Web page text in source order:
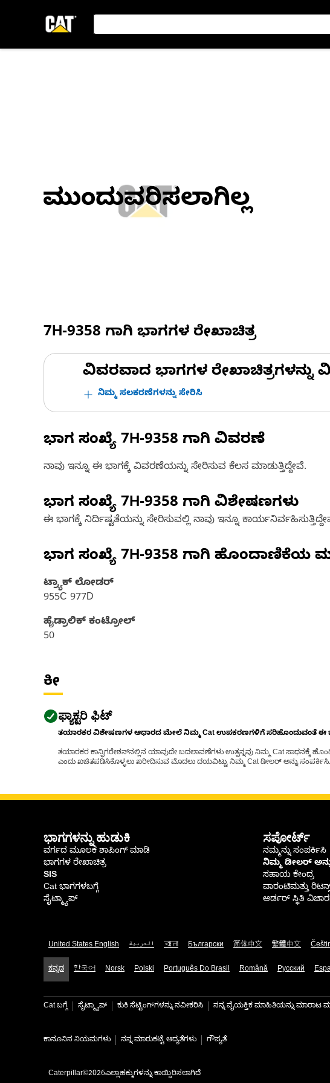
ಮುಂದುವರಿಸಲಾಗಿಲ್ಲ
7H-9358 ಗಾಗಿ ಭಾಗಗಳ ರೇಖಾಚಿತ್ರ
ವಿವರವಾದ ಭಾಗಗಳ ರೇಖಾಚಿತ್ರಗಳನ್ನು
ನಿಮ್ಮ ಸಲಕರಣೆಗಳನ್ನು ಸೇರಿಸಿ
ಭಾಗ ಸಂಖ್ಯೆ 7H-9358 ಗಾಗಿ ವಿವರಣೆ
ನಾವು ಇನ್ನೂ ಈ ಭಾಗಕ್ಕೆ ವಿವರಣೆಯನ್ನು ಸೇರಿಸುವ ಕೆಲಸ ಮಾಡುತ್ತಿದ್ದೇವೆ.
ಭಾಗ ಸಂಖ್ಯೆ 7H-9358 ಗಾಗಿ ವಿಶೇಷಣಗಳು
ಈ ಭಾಗಕ್ಕೆ ನಿರ್ದಿಷ್ಟತೆಯನ್ನು ಸೇರಿಸುವಲ್ಲಿ ನಾವು ಇನ್ನೂ
ಭಾಗ ಸಂಖ್ಯೆ 7H-9358 ಗಾಗಿ ಹೊಂದಾಣಿಕೆಯ
ಟ್ರ್ಯಾಕ್ ಲೋಡರ್
955C 977D
ಹೈಡ್ರಾಲಿಕ್ ಕಂಟ್ರೋಲ್
50
ಕೀ
ಫ್ಯಾಕ್ಟರಿ ಫಿಟ್
ತಯಾರಕರ ವಿಶೇಷಣಗಳ ಆಧಾರದ ಮೇಲೆ ನಿಮ್ಮ Cat ಉಪಕರಣಗಳಿಗೆ ಸರಿಹೊಂದುವಂತೆ ಈ
ತಯಾರಕರ ಕಾನ್ಫಿಗರೇಶನ್‌ನಲ್ಲಿನ ಯಾವುದೇ ಬದಲಾವಣೆಗಳು ಉತ್ಪನ್ನವು ನಿಮ್ಮ Cat ಸಾಧನಕ್ಕೆ
ಎಂದು ಖಚಿತಪಡಿಸಿಕೊಳ್ಳಲು ಖರೀದಿಸುವ ಮೊದಲು ದಯವಿಟ್ಟು ನಿಮ್ಮ Cat ಡೀಲರ್ ಅನ್ನು
ಭಾಗಗಳನ್ನು ಹುಡುಕಿ
ವರ್ಗದ ಮೂಲಕ ಶಾಪಿಂಗ್ ಮಾಡಿ
ಭಾಗಗಳ ರೇಖಾಚಿತ್ರ
SIS
Cat ಭಾಗಗಳಬಗ್ಗೆ
ಸೈಟ್ಮ್ಯಾಪ್
ಸಪೋರ್ಟ್
ನಮ್ಮನ್ನು ಸಂಪರ್ಕಿಸಿ
ನಿಮ್ಮ ಡೀಲರ್
ಸಹಾಯ ಕೇಂದ್ರ
ವಾರಂಟಿಮತ್ತು
ಆರ್ಡರ್ ಸ್ಥಿತಿ
United States English العربية বাংলা Български 简体中文 繁體中文
ಕನ್ನಡ 한국어 Norsk Polski Português Do Brasil Română Русский
Cat ಬಗ್ಗೆ ಸೈಟ್ಮ್ಯಾಪ್ ಕುಕಿ ಸೆಟ್ಟಿಂಗ್‌ಗಳನ್ನು ನವೀಕರಿಸಿ ನನ್ನ ವೈಯಕ್ತಿಕ ಮಾಹಿತಿಯನ್ನು ಮಾರಾಟ
ಕಾನೂನಿನ ನಿಯಮಗಳು ನನ್ನ ಮಾರುಕಟ್ಟೆ ಆದ್ಯತೆಗಳು ಗೌಪ್ಯತೆ
Caterpillar©2026ಎಲ್ಲಾಹಕ್ಕುಗಳನ್ನು ಕಾಯ್ದಿರಿಸಲಾಗಿದೆ